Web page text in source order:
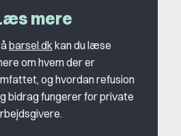
mere
barsel.dkkan du læse
om hvem der er
og hvordan refusion
bidrag fungerer for private